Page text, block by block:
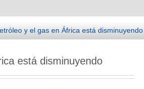
y el gas en África está disminuyendo
está disminuyendo